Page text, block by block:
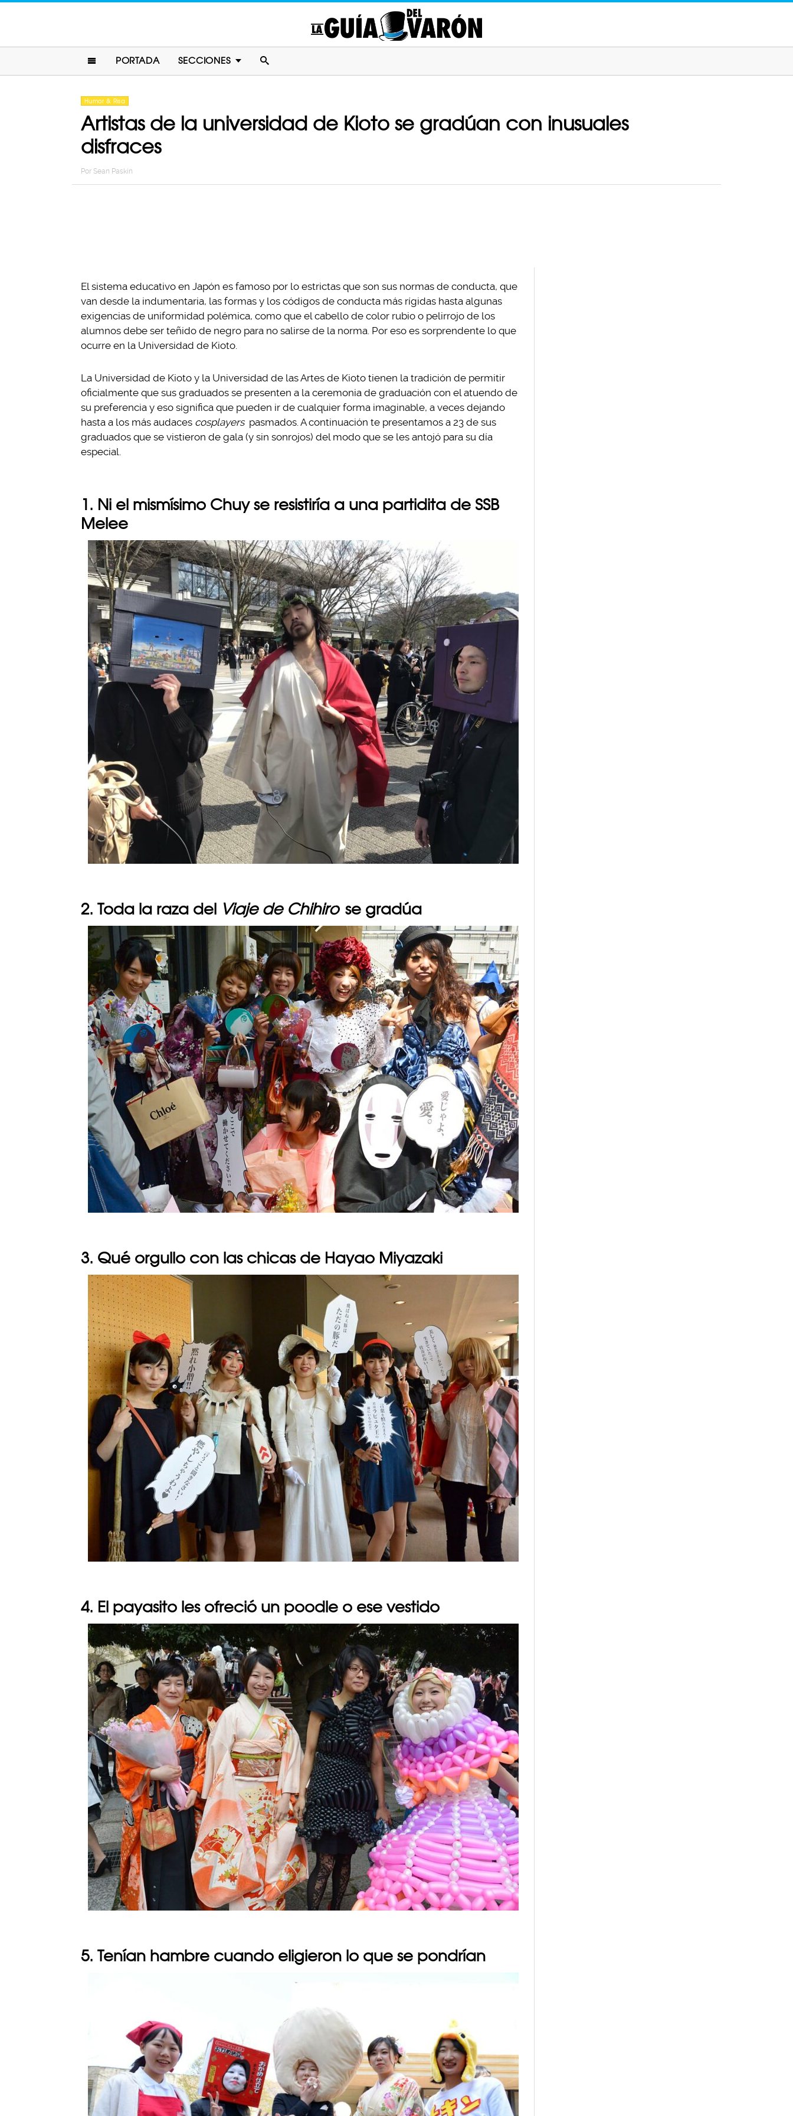
PORTADA SECCIONES
Humor & Risa
Artistas de la universidad de Kioto se gradúan con inusuales
disfraces
Por Sean Paskin
El sistema educativo en Japón es famoso por lo estrictas que son sus normas de conducta, que
van desde la indumentaria, las formas y los códigos de conducta más rígidas hasta algunas
exigencias de uniformidad polémica, como que el cabello de color rubio o pelirrojo de los
alumnos debe ser teñido de negro para no salirse de la norma. Por eso es sorprendente lo que
ocurre en la Universidad de Kioto.
La Universidad de Kioto y la Universidad de las Artes de Kioto tienen la tradición de permitir
oficialmente que sus graduados se presenten a la ceremonia de graduación con el atuendo de
su preferencia y eso significa que pueden ir de cualquier forma imaginable, a veces dejando
hasta a los más audaces cosplayers pasmados. A continuación te presentamos a 23 de sus
graduados que se vistieron de gala (y sin sonrojos) del modo que se les antojó para su día
especial.
1. Ni el mismísimo Chuy se resistiría a una partidita de SSB
Melee
2. Toda la raza del Viaje de Chihiro se gradúa
3. Qué orgullo con las chicas de Hayao Miyazaki
4. El payasito les ofreció un poodle o ese vestido
5. Tenían hambre cuando eligieron lo que se pondrían